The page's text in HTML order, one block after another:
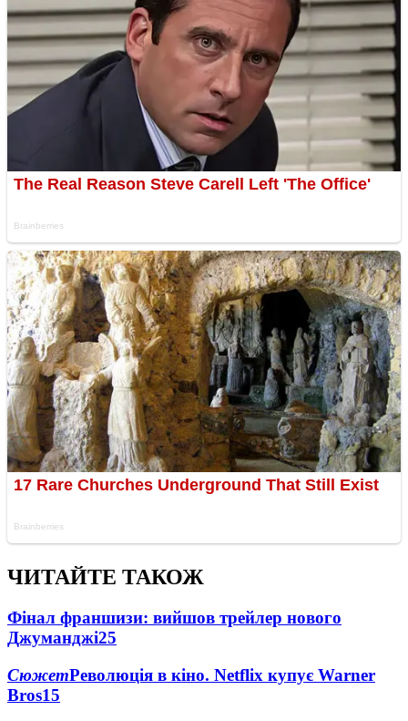
ЧИТАЙТЕ ТАКОЖ
Фінал франшизи: вийшов трейлер нового
Джуманджі25
СюжетРеволюція в кіно. Netflix купує Warner
Bros15